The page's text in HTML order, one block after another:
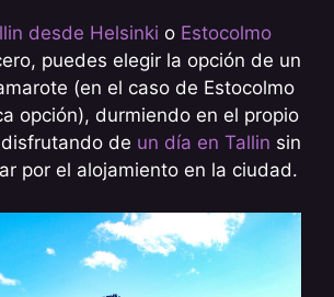
desde Helsinki o Estocolmo
puedes elegir la opción de un
(en el caso de Estocolmo
opción), durmiendo en el propio
de un día en Tallin sin
por el alojamiento en la ciudad.